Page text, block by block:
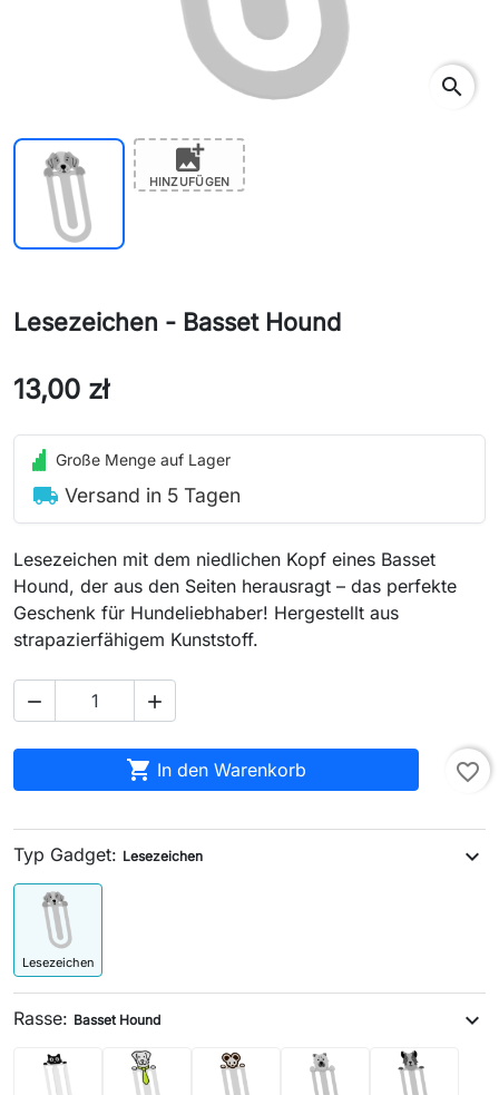
search
add_photo_alternate
HINZUFÜGEN
Lesezeichen - Basset Hound
13,00 zł
Große Menge auf Lager
local_shipping Versand in 5 Tagen
Lesezeichen mit dem niedlichen Kopf eines Basset
Hound, der aus den Seiten herausragt – das perfekte
Geschenk für Hundeliebhaber! Hergestellt aus
strapazierfähigem Kunststoff.
 
 In den Warenkorb favorite_border
Typ Gadget: Lesezeichen expand_more
Lesezeichen
Rasse: Basset Hound expand_more